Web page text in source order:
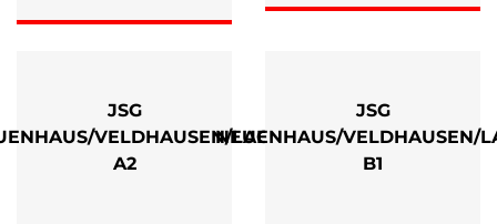
JSG
VELDHAUSEN/LAGE
A2
JSG
NEUENHAUS/VELDHAUSEN/
B1